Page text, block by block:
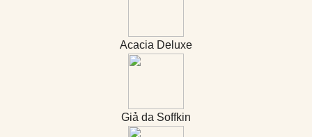
Acacia Deluxe
Giả da Soffkin